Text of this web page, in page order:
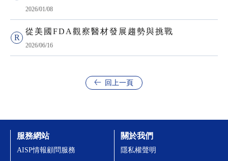
2026/01/08
從美國FDA觀察醫材發展趨勢與挑戰
2026/06/16
回上一頁
服務網站
AISP情報顧問服務
關於我們
隱私權聲明